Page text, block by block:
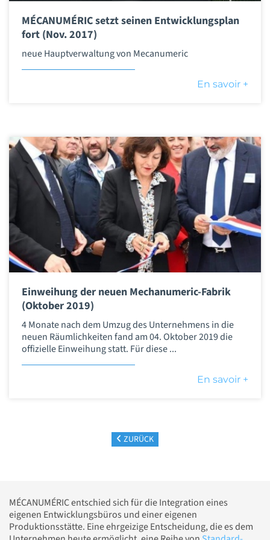
MÉCANUMÉRIC setzt seinen Entwicklungsplan
fort (Nov. 2017)
neue Hauptverwaltung von Mecanumeric
En savoir +
Einweihung der neuen Mechanumeric-Fabrik
(Oktober 2019)
4 Monate nach dem Umzug des Unternehmens in die
neuen Räumlichkeiten fand am 04. Oktober 2019 die
offizielle Einweihung statt. Für diese ...
En savoir +
ZURÜCK
MÉCANUMÉRIC entschied sich für die Integration eines
eigenen Entwicklungsbüros und einer eigenen
Produktionsstätte. Eine ehrgeizige Entscheidung, die es dem